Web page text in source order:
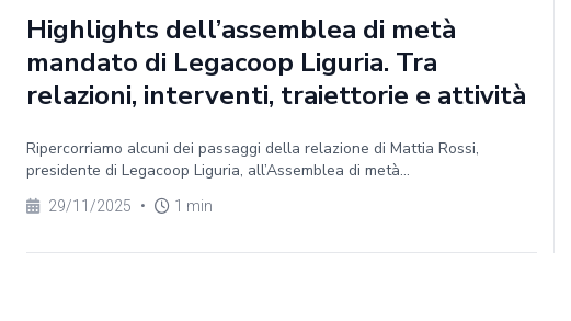
Highlights dell’assemblea di metà
mandato di Legacoop Liguria. Tra
relazioni, interventi, traiettorie e attività
Ripercorriamo alcuni dei passaggi della relazione di Mattia Rossi,
presidente di Legacoop Liguria, all’Assemblea di metà...
29/11/2025 • 1 min